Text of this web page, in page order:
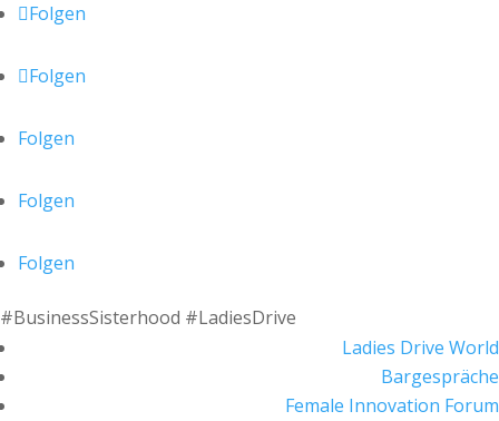
Folgen
Folgen
Folgen
Folgen
Folgen
#BusinessSisterhood #LadiesDrive
Ladies Drive World
Bargespräche
Female Innovation Forum